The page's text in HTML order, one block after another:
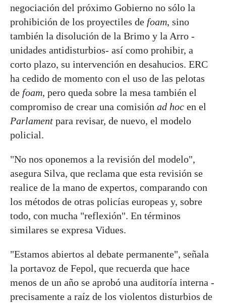
negociación del próximo Gobierno no sólo la
prohibición de los proyectiles de foam, sino
también la disolución de la Brimo y la Arro -
unidades antidisturbios- así como prohibir, a
corto plazo, su intervención en desahucios. ERC
ha cedido de momento con el uso de las pelotas
de foam, pero queda sobre la mesa también el
compromiso de crear una comisión ad hoc en el
Parlament para revisar, de nuevo, el modelo
policial.
"No nos oponemos a la revisión del modelo",
asegura Silva, que reclama que esta revisión se
realice de la mano de expertos, comparando con
los métodos de otras policías europeas y, sobre
todo, con mucha "reflexión". En términos
similares se expresa Vidues.
"Estamos abiertos al debate permanente", señala
la portavoz de Fepol, que recuerda que hace
menos de un año se aprobó una auditoría interna -
precisamente a raíz de los violentos disturbios de